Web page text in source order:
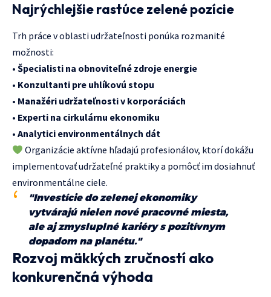
Najrýchlejšie rastúce zelené pozície
Trh práce v oblasti udržateľnosti ponúka rozmanité
možnosti:
• Špecialisti na obnoviteľné zdroje energie
• Konzultanti pre uhlíkovú stopu
• Manažéri udržateľnosti v korporáciách
• Experti na cirkulárnu ekonomiku
• Analytici environmentálnych dát
Organizácie aktívne hľadajú profesionálov, ktorí dokážu
implementovať udržateľné praktiky a pomôcť im dosiahnuť
environmentálne ciele.
"Investície do zelenej ekonomiky
vytvárajú nielen nové pracovné miesta,
ale aj zmysluplné kariéry s pozitívnym
dopadom na planétu."
Rozvoj mäkkých zručností ako
konkurenčná výhoda